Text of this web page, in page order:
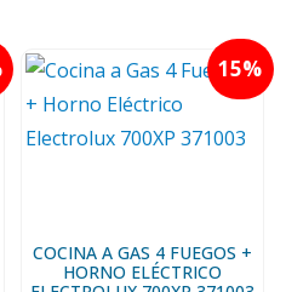
15
COCINA A GAS 4 FUEGOS +
HORNO ELÉCTRICO